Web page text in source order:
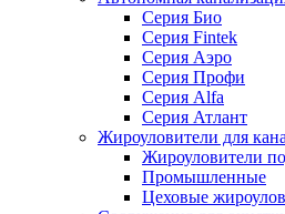
Серия Био
Серия Fintek
Серия Аэро
Серия Профи
Серия Alfa
Серия Атлант
Жироуловители для
Жироуловители
Промышленные
Цеховые